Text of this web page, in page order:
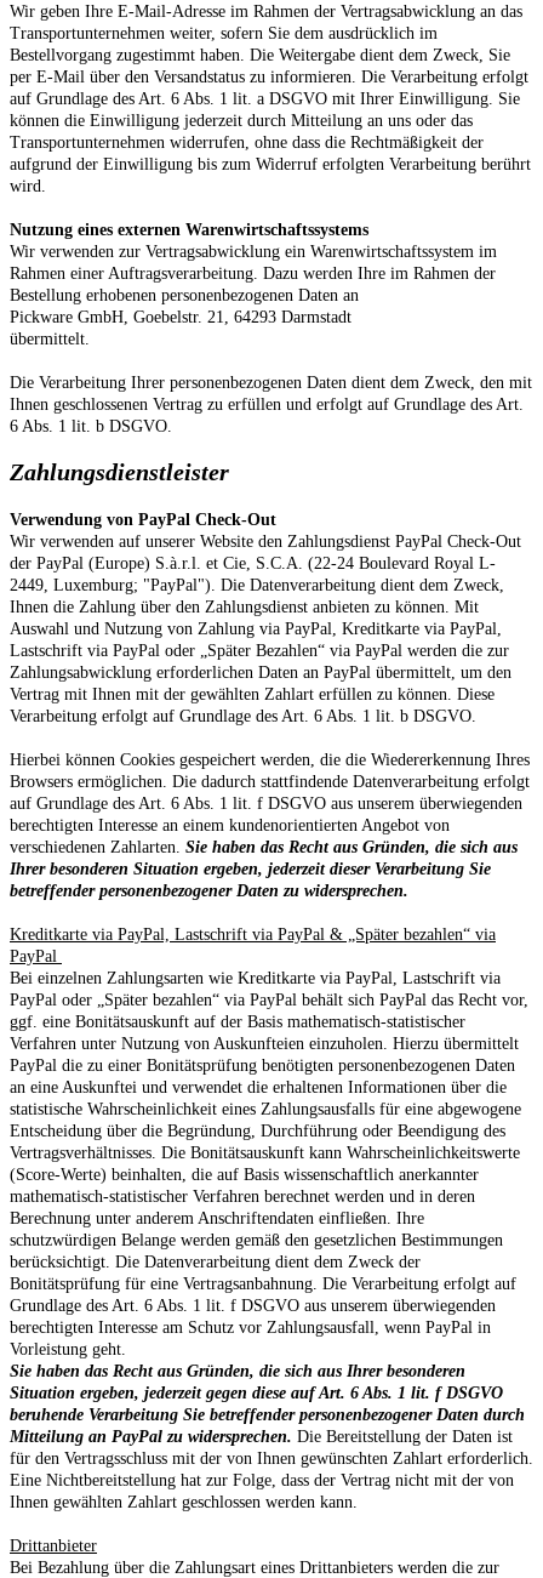
Wir geben Ihre E-Mail-Adresse im Rahmen der Vertragsabwicklung an das
Transportunternehmen weiter, sofern Sie dem ausdrücklich im
Bestellvorgang zugestimmt haben. Die Weitergabe dient dem Zweck, Sie
per E-Mail über den Versandstatus zu informieren. Die Verarbeitung erfolgt
auf Grundlage des Art. 6 Abs. 1 lit. a DSGVO mit Ihrer Einwilligung. Sie
können die Einwilligung jederzeit durch Mitteilung an uns oder das
Transportunternehmen widerrufen, ohne dass die Rechtmäßigkeit der
aufgrund der Einwilligung bis zum Widerruf erfolgten Verarbeitung berührt
wird.
Nutzung eines externen Warenwirtschaftssystems
Wir verwenden zur Vertragsabwicklung ein Warenwirtschaftssystem im
Rahmen einer Auftragsverarbeitung. Dazu werden Ihre im Rahmen der
Bestellung erhobenen personenbezogenen Daten an
Pickware GmbH, Goebelstr. 21, 64293 Darmstadt
übermittelt.
Die Verarbeitung Ihrer personenbezogenen Daten dient dem Zweck, den mit
Ihnen geschlossenen Vertrag zu erfüllen und erfolgt auf Grundlage des Art.
6 Abs. 1 lit. b DSGVO.
Zahlungsdienstleister
Verwendung von PayPal Check-Out
Wir verwenden auf unserer Website den Zahlungsdienst PayPal Check-Out
der PayPal (Europe) S.à.r.l. et Cie, S.C.A. (22-24 Boulevard Royal L-
2449, Luxemburg; "PayPal"). Die Datenverarbeitung dient dem Zweck,
Ihnen die Zahlung über den Zahlungsdienst anbieten zu können. Mit
Auswahl und Nutzung von Zahlung via PayPal, Kreditkarte via PayPal,
Lastschrift via PayPal oder „Später Bezahlen“ via PayPal werden die zur
Zahlungsabwicklung erforderlichen Daten an PayPal übermittelt, um den
Vertrag mit Ihnen mit der gewählten Zahlart erfüllen zu können. Diese
Verarbeitung erfolgt auf Grundlage des Art. 6 Abs. 1 lit. b DSGVO.
Hierbei können Cookies gespeichert werden, die die Wiedererkennung Ihres
Browsers ermöglichen. Die dadurch stattfindende Datenverarbeitung erfolgt
auf Grundlage des Art. 6 Abs. 1 lit. f DSGVO aus unserem überwiegenden
berechtigten Interesse an einem kundenorientierten Angebot von
verschiedenen Zahlarten. Sie haben das Recht aus Gründen, die sich aus
Ihrer besonderen Situation ergeben, jederzeit dieser Verarbeitung Sie
betreffender personenbezogener Daten zu widersprechen.
Kreditkarte via PayPal, Lastschrift via PayPal & „Später bezahlen“ via
PayPal
Bei einzelnen Zahlungsarten wie Kreditkarte via PayPal, Lastschrift via
PayPal oder „Später bezahlen“ via PayPal behält sich PayPal das Recht vor,
ggf. eine Bonitätsauskunft auf der Basis mathematisch-statistischer
Verfahren unter Nutzung von Auskunfteien einzuholen. Hierzu übermittelt
PayPal die zu einer Bonitätsprüfung benötigten personenbezogenen Daten
an eine Auskunftei und verwendet die erhaltenen Informationen über die
statistische Wahrscheinlichkeit eines Zahlungsausfalls für eine abgewogene
Entscheidung über die Begründung, Durchführung oder Beendigung des
Vertragsverhältnisses. Die Bonitätsauskunft kann Wahrscheinlichkeitswerte
(Score-Werte) beinhalten, die auf Basis wissenschaftlich anerkannter
mathematisch-statistischer Verfahren berechnet werden und in deren
Berechnung unter anderem Anschriftendaten einfließen. Ihre
schutzwürdigen Belange werden gemäß den gesetzlichen Bestimmungen
berücksichtigt. Die Datenverarbeitung dient dem Zweck der
Bonitätsprüfung für eine Vertragsanbahnung. Die Verarbeitung erfolgt auf
Grundlage des Art. 6 Abs. 1 lit. f DSGVO aus unserem überwiegenden
berechtigten Interesse am Schutz vor Zahlungsausfall, wenn PayPal in
Vorleistung geht.
Sie haben das Recht aus Gründen, die sich aus Ihrer besonderen
Situation ergeben, jederzeit gegen diese auf Art. 6 Abs. 1 lit. f DSGVO
beruhende Verarbeitung Sie betreffender personenbezogener Daten durch
Mitteilung an PayPal zu widersprechen. Die Bereitstellung der Daten ist
für den Vertragsschluss mit der von Ihnen gewünschten Zahlart erforderlich.
Eine Nichtbereitstellung hat zur Folge, dass der Vertrag nicht mit der von
Ihnen gewählten Zahlart geschlossen werden kann.
Drittanbieter
Bei Bezahlung über die Zahlungsart eines Drittanbieters werden die zur